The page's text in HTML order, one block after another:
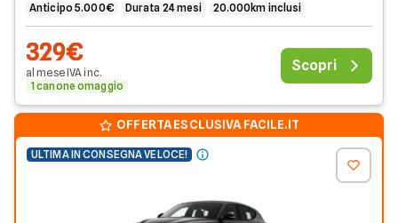
Anticipo 5.000€ Durata 24 mesi 20.000km inclusi
329€
al meseIVAinc.
1 canone omaggio
Scopri
OFFERTA ESCLUSIVA FACILE.IT
ULTIMA IN CONSEGNA VELOCE!